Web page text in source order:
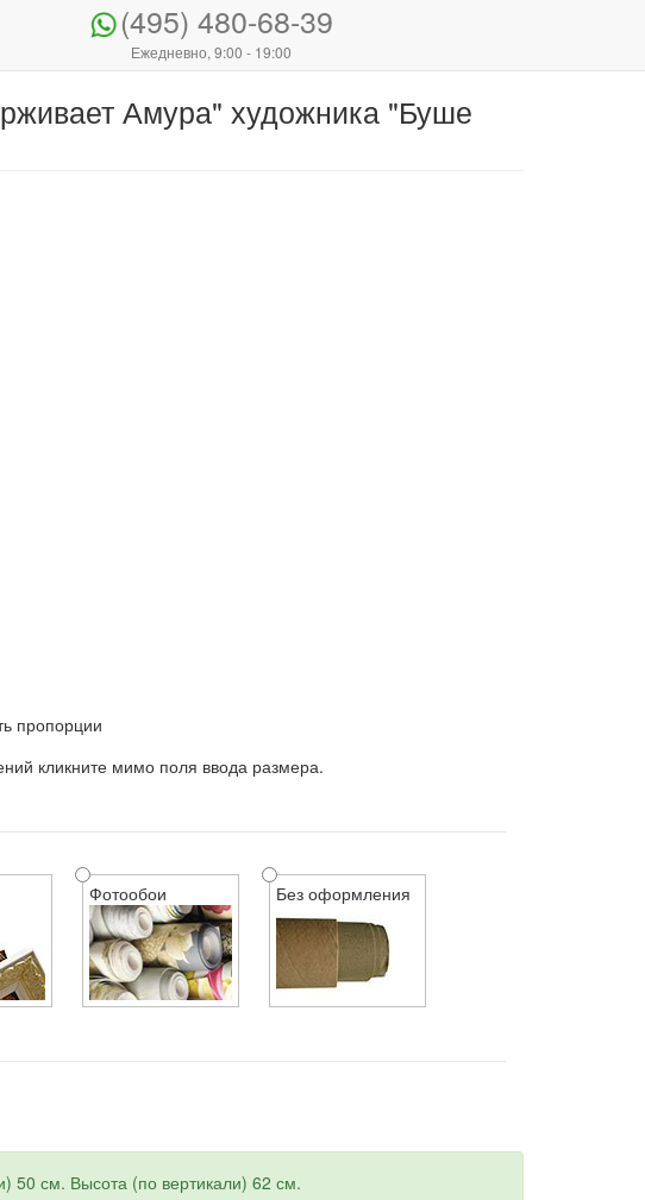
(495) 480-68-39
Ежедневно, 9:00 - 19:00
Амура" художника "Буше
пропорции
кликните мимо поля ввода размера.
Фотообои Без оформления
50 см. Высота (по вертикали) 62 см.